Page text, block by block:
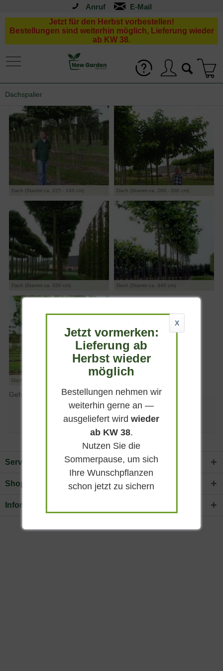
Anruf
Jetzt für den Herbst vorbestellen!
Bestellungen sind weiterhin möglich, Lieferung wieder
ab KW 38.
Dachspalier
Dach (Stamm ca. 225 - 240 cm)
Dach (Stamm ca. 330 cm) Dach (Stamm ca. 440 cm)
Dach 'The Swing'
Dach (Stamm ca. 260 - 300 cm)
Gehölze mit einer Krone in Dachform / Dachspaliere
Der Bewertungsdurchschnitt für Produkte dieser Kategorie ist
(4.94/5.00)
X
Jetzt vormerken:
Lieferung ab
Herbst wieder
möglich
Bestellungen nehmen wir
weiterhin gerne an —
ausgeliefert wirdwieder
ab KW 38.
Nutzen Sie die
Sommerpause, um sich
Ihre Wunschpflanzen
schon jetzt zu sichern
Service Hotline
Shop Service
Informationen